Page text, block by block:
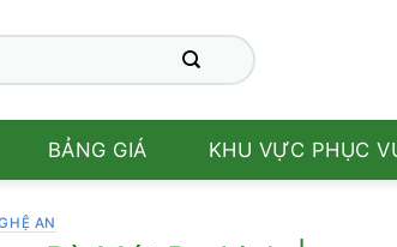
BẢNG GIÁ KHU VỰC PHỤC
AN